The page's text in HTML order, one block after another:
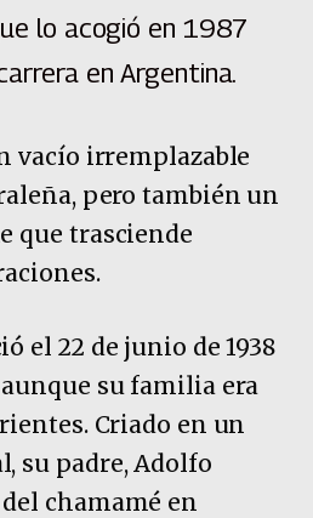
lo acogió en 1987
en Argentina.
vacío irremplazable
pero también un
que trasciende
el 22 de junio de 1938
su familia era
Criado en un
su padre, Adolfo
chamamé en